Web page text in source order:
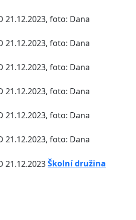
Školní družina